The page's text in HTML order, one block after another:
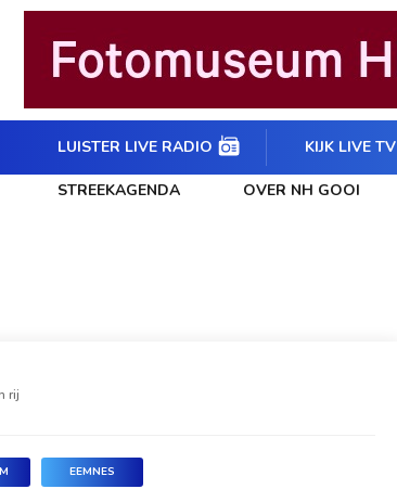
LUISTER LIVE RADIO KIJK LIVE TV
STREEKAGENDA OVER NH GOOI
rij
EEMNES